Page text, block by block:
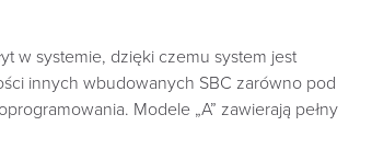
w systemie, dzięki czemu system jest
innych wbudowanych SBC zarówno pod
Modele „A” zawierają pełny